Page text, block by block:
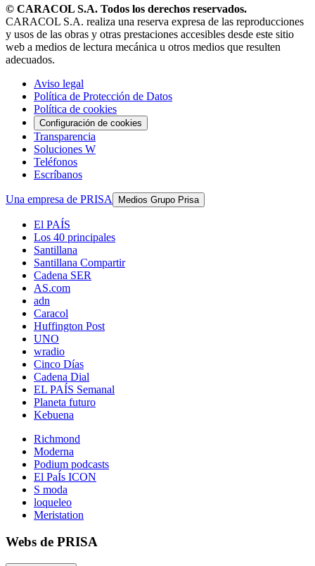
© CARACOL S.A. Todos los derechos reservados.
CARACOL S.A. realiza una reserva expresa de las reproducciones
y usos de las obras y otras prestaciones accesibles desde este sitio
web a medios de lectura mecánica u otros medios que resulten
adecuados.
Aviso legal
Política de Protección de Datos
Política de cookies
Configuración de cookies
Transparencia
Soluciones W
Teléfonos
Escríbanos
Una empresa de PRISA Medios Grupo Prisa
El PAÍS
Los 40 principales
Santillana
Santillana Compartir
Cadena SER
AS.com
adn
Caracol
Huffington Post
UNO
wradio
Cinco Días
Cadena Dial
EL PAÍS Semanal
Planeta futuro
Kebuena
Richmond
Moderna
Podium podcasts
El PaÍs ICON
S moda
loqueleo
Meristation
Webs de PRISA